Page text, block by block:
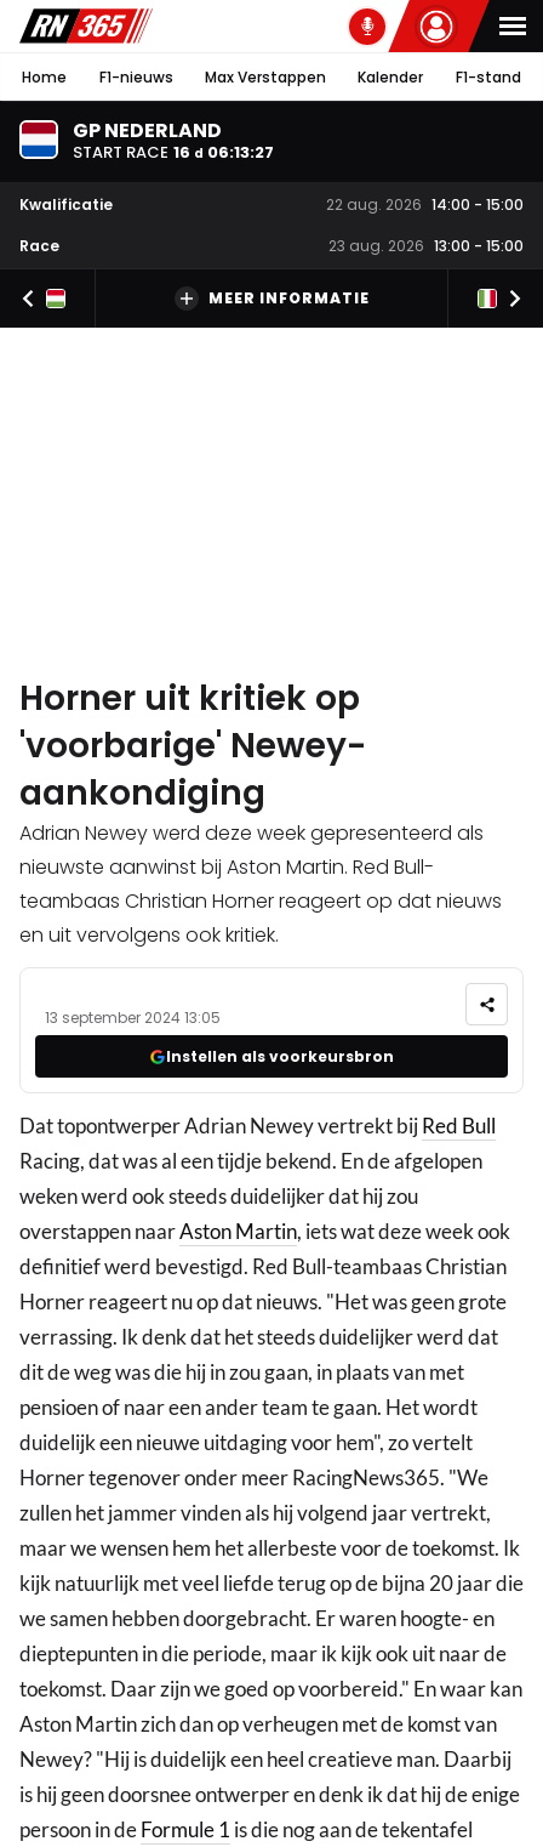
Home F1-nieuws Max Verstappen Kalender F1-stand
GP NEDERLAND
START RACE 16 d 06:13:26
Kwalificatie 22 aug. 2026 14:00 - 15:00
Race
23 aug. 2026 13:00 - 15:00
MEER INFORMATIE
Horner uit kritiek op
'voorbarige' Newey-
aankondiging
Adrian Newey werd deze week gepresenteerd als
nieuwste aanwinst bij Aston Martin. Red Bull-
teambaas Christian Horner reageert op dat nieuws
en uit vervolgens ook kritiek.
13 september 2024 13:05
Instellen als voorkeursbron
Dat topontwerper Adrian Newey vertrekt bijRed Bull
Racing, dat was al een tijdje bekend. En de afgelopen
weken werd ook steeds duidelijker dat hij zou
overstappen naarAston Martin, iets wat deze week ook
definitief werd bevestigd. Red Bull-teambaas Christian
Horner reageert nu op dat nieuws. "Het was geen grote
verrassing. Ik denk dat het steeds duidelijker werd dat
dit de weg was die hij in zou gaan, in plaats van met
pensioen of naar een ander team te gaan. Het wordt
duidelijk een nieuwe uitdaging voor hem", zo vertelt
Horner tegenover onder meer RacingNews365. "We
zullen het jammer vinden als hij volgend jaar vertrekt,
maar we wensen hem het allerbeste voor de toekomst. Ik
kijk natuurlijk met veel liefde terug op de bijna 20 jaar die
we samen hebben doorgebracht. Er waren hoogte- en
dieptepunten in die periode, maar ik kijk ook uit naar de
toekomst. Daar zijn we goed op voorbereid." En waar kan
Aston Martin zich dan op verheugen met de komst van
Newey? "Hij is duidelijk een heel creatieve man. Daarbij
is hij geen doorsnee ontwerper en denk ik dat hij de enige
persoon in deFormule 1 is die nog aan de tekentafel